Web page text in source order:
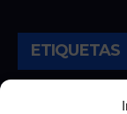
ETIQUETAS